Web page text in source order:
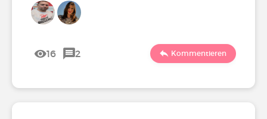
16 2 Kommentieren